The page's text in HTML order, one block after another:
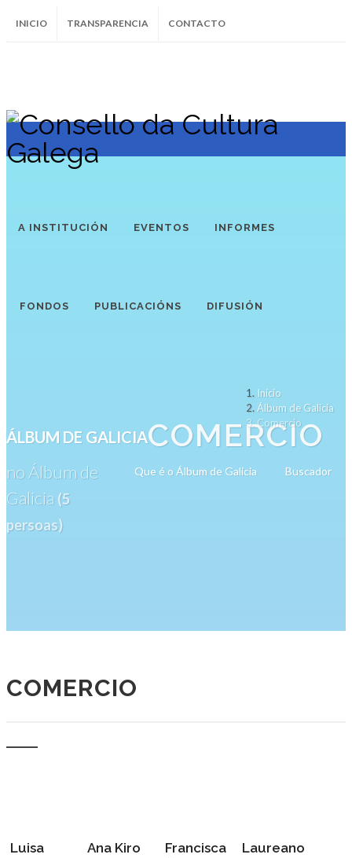
INICIO TRANSPARENCIA CONTACTO
InstagramFacebookTwitter Soundcloud
Youtube
A INSTITUCIÓN EVENTOS INFORMES
FONDOS PUBLICACIÓNS DIFUSIÓN
ÁLBUM DE GALICIA
Que é o Álbum de Galicia Buscador
COMERCIO
no Álbum de
Galicia (5
persoas)
Inicio
Álbum de Galicia
Comercio
COMERCIO
Luisa
Ana Kiro
Francisca
Laureano